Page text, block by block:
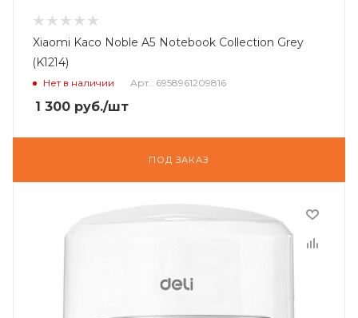
Xiaomi Kaco Noble A5 Notebook Collection Grey
(K1214)
Нет в наличии Арт.: 6958961209816
1 300 руб./шт
ПОД ЗАКАЗ